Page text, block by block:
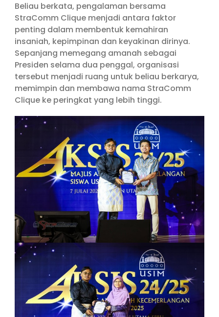
Beliau berkata, pengalaman bersama
StraComm Clique menjadi antara faktor
penting dalam membentuk kemahiran
insaniah, kepimpinan dan keyakinan dirinya.
Sepanjang memegang amanah sebagai
Presiden selama dua penggal, organisasi
tersebut menjadi ruang untuk beliau berkarya,
memimpin dan membawa nama StraComm
Clique ke peringkat yang lebih tinggi.